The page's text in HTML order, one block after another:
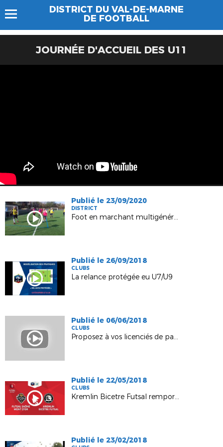
DISTRICT DU VAL-DE-MARNE
DE FOOTBALL
JOURNÉE D'ACCUEIL DES U11
Publié le 23/09/2020
DISTRICT
Foot en marchant multigénérationnel
Publié le 26/09/2018
CLUBS
La relance protégée eu U7/U9
Publié le 06/06/2018
CLUBS
Proposez à vos licenciés de payer leur cotisation en ligne !
Publié le 22/05/2018
CLUBS
Kremlin Bicetre Futsal remporte la Coupe nationale
Publié le 23/02/2018